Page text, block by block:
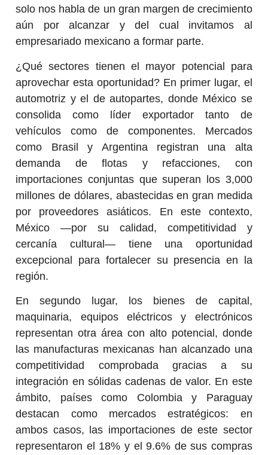
solo nos habla de un gran margen de crecimiento
aún por alcanzar y del cual invitamos al
empresariado mexicano a formar parte.
¿Qué sectores tienen el mayor potencial para
aprovechar esta oportunidad? En primer lugar, el
automotriz y el de autopartes, donde México se
consolida como líder exportador tanto de
vehículos como de componentes. Mercados
como Brasil y Argentina registran una alta
demanda de flotas y refacciones, con
importaciones conjuntas que superan los 3,000
millones de dólares, abastecidas en gran medida
por proveedores asiáticos. En este contexto,
México —por su calidad, competitividad y
cercanía cultural— tiene una oportunidad
excepcional para fortalecer su presencia en la
región.
En segundo lugar, los bienes de capital,
maquinaria, equipos eléctricos y electrónicos
representan otra área con alto potencial, donde
las manufacturas mexicanas han alcanzado una
competitividad comprobada gracias a su
integración en sólidas cadenas de valor. En este
ámbito, países como Colombia y Paraguay
destacan como mercados estratégicos: en
ambos casos, las importaciones de este sector
representaron el 18% y el 9.6% de sus compras